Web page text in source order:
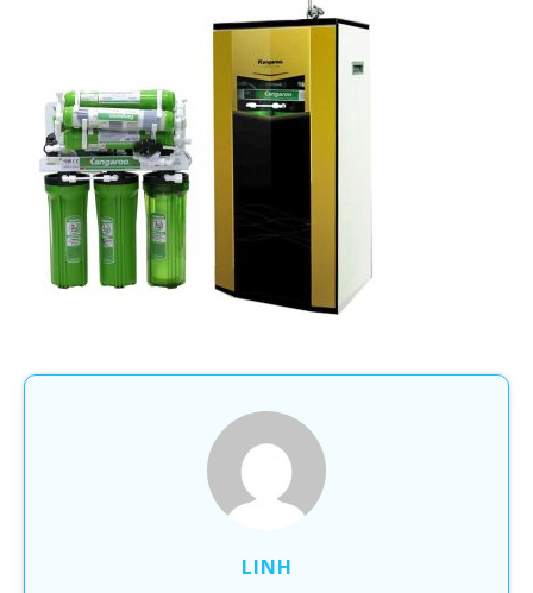
LINH